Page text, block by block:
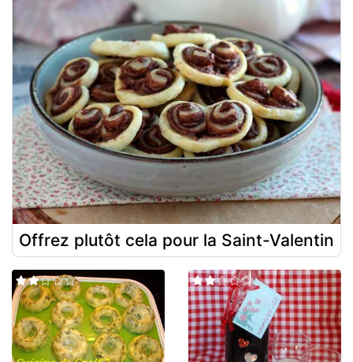
Offrez plutôt cela pour la Saint-Valentin